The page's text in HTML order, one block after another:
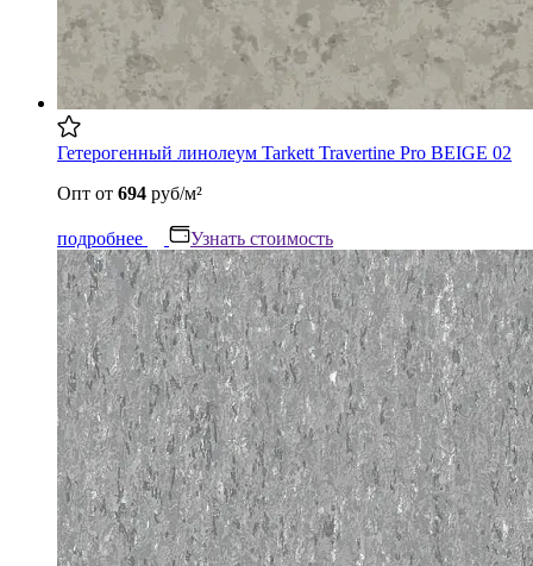
Гетерогенный линолеум Tarkett Travertine Pro BEIGE 02
Опт от 694 руб/м²
подробнее Узнать стоимость